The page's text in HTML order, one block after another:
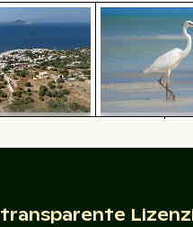
Dorfes Mandraki auf
Eleganter
mit